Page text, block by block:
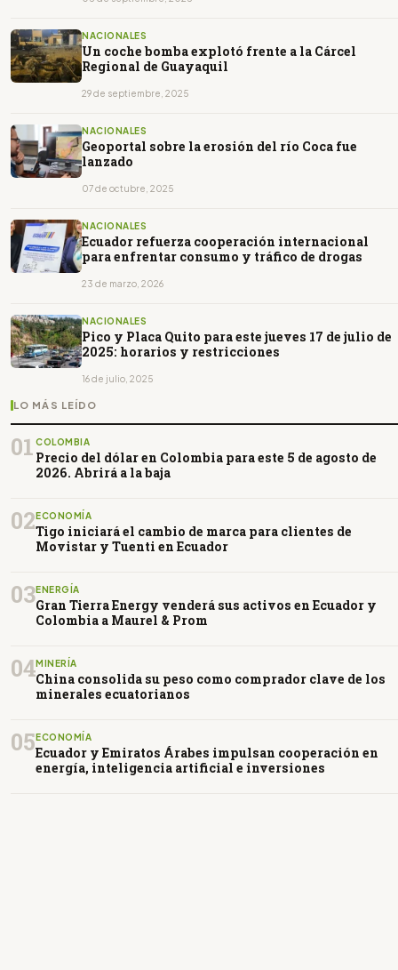
NACIONALES
Un coche bomba explotó frente a la Cárcel
Regional de Guayaquil
29 de septiembre, 2025
NACIONALES
Geoportal sobre la erosión del río Coca fue
lanzado
07 de octubre, 2025
NACIONALES
Ecuador refuerza cooperación internacional
para enfrentar consumo y tráfico de drogas
23 de marzo, 2026
NACIONALES
Pico y Placa Quito para este jueves 17 de julio de
2025: horarios y restricciones
16 de julio, 2025
LO MÁS LEÍDO
01 COLOMBIA
Precio del dólar en Colombia para este 5 de agosto de
2026. Abrirá a la baja
02ECONOMÍA
Tigo iniciará el cambio de marca para clientes de
Movistar y Tuenti en Ecuador
03ENERGÍA
Gran Tierra Energy venderá sus activos en Ecuador y
Colombia a Maurel & Prom
04MINERÍA
China consolida su peso como comprador clave de los
minerales ecuatorianos
05ECONOMÍA
Ecuador y Emiratos Árabes impulsan cooperación en
energía, inteligencia artificial e inversiones